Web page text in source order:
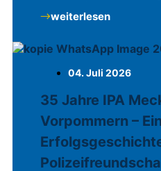
weiterlesen
04. Juli 2026
35 Jahre IPA
Vorpommern –